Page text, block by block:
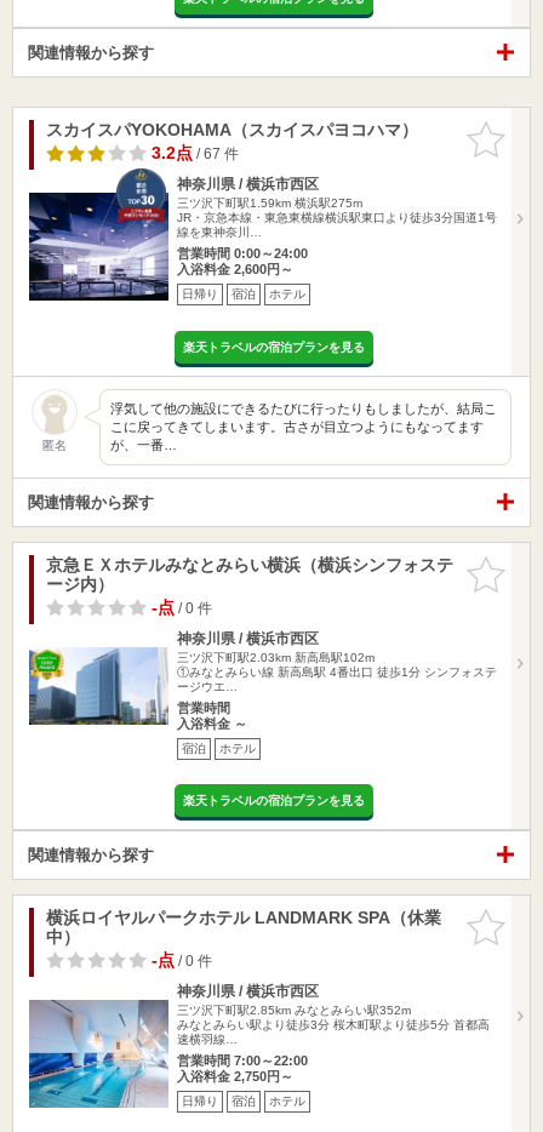
関連情報から探す
お気に入
りに追加
スカイスパYOKOHAMA（スカイスパヨコハマ）
3.2点/ 67 件
神奈川県 / 横浜市西区
三ツ沢下町駅1.59km 横浜駅275m
JR・京急本線・東急東横線横浜駅東口より徒歩3分国道1号
線を東神奈川…
営業時間 0:00～24:00
入浴料金 2,600円～
日帰り 宿泊 ホテル
楽天トラベルの宿泊プランを見る
匿名
浮気して他の施設にできるたびに行ったりもしましたが、結局こ
こに戻ってきてしまいます。古さが目立つようにもなってます
が、一番…
関連情報から探す
お気に入
りに追加
京急ＥＸホテルみなとみらい横浜（横浜シンフォステ
ージ内）
-点/ 0 件
神奈川県 / 横浜市西区
三ツ沢下町駅2.03km 新高島駅102m
①みなとみらい線 新高島駅 4番出口 徒歩1分 シンフォステ
ージウエ…
営業時間
入浴料金 ～
宿泊 ホテル
楽天トラベルの宿泊プランを見る
関連情報から探す
お気に入
りに追加
横浜ロイヤルパークホテル LANDMARK SPA（休業
中）
-点/ 0 件
神奈川県 / 横浜市西区
三ツ沢下町駅2.85km みなとみらい駅352m
みなとみらい駅より徒歩3分 桜木町駅より徒歩5分 首都高
速横羽線…
営業時間 7:00～22:00
入浴料金 2,750円～
日帰り 宿泊 ホテル